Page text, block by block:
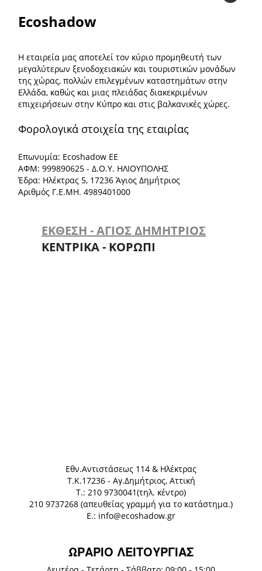
Ecoshadow
Η εταιρεία μας αποτελεί τον κύριο προμηθευτή των
μεγαλύτερων ξενοδοχειακών και τουριστικών μονάδων
της χώρας, πολλών επιλεγμένων καταστημάτων στην
Ελλάδα, καθώς και μιας πλειάδας διακεκριμένων
επιχειρήσεων στην Κύπρο και στις βαλκανικές χώρες.
Φορολογικά στοιχεία της εταιρίας
Επωνυμία: Ecoshadow ΕΕ
ΑΦΜ: 999890625 - Δ.Ο.Υ. ΗΛΙΟΥΠΟΛΗΣ
Έδρα: Ηλέκτρας 5, 17236 Άγιος Δημήτριος
Αριθμός Γ.Ε.ΜΗ. 4989401000
ΕΚΘΕΣΗ - ΑΓΙΟΣ ΔΗΜΗΤΡΙΟΣ
ΚΕΝΤΡΙΚΑ - ΚΟΡΩΠΙ
Eθν.Αντιστάσεως 114 & Ηλέκτρας
Τ.Κ.17236 - Αγ.Δημήτριος, Αττική
Τ.: 210 9730041(τηλ. κέντρο)
210 9737268 (απευθείας γραμμή για το κατάστημα.)
E.: info@ecoshadow.gr
ΩΡΑΡΙΟ ΛΕΙΤΟΥΡΓΙΑΣ